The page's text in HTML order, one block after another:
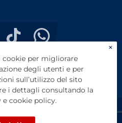
- REA: BA 395531 -
×
cookie per migliorare
degli utenti e per
sull’utilizzo del sito
i dettagli consultando la
e cookie policy.